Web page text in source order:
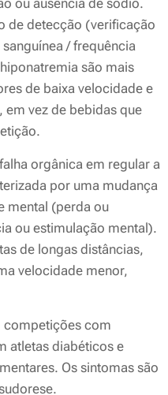
ou ausência de sódio.
de detecção (verificação
/ frequência
são mais
de baixa velocidade e
em vez de bebidas que
orgânica em regular a
por uma mudança
mental (perda ou
ou estimulação mental).
de longas distâncias,
velocidade menor,
competições com
atletas diabéticos e
Os sintomas são